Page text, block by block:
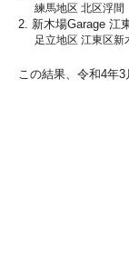
練馬地区 北区浮間
2. 新木場Garage 江
足立地区 江東区新
この結果、令和4年3